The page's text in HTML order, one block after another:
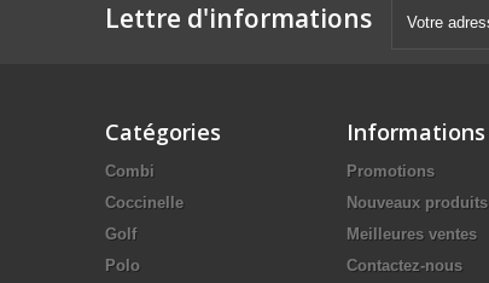
Lettre d'informations
Catégories
Combi
Coccinelle
Golf
Polo
Informations
Promotions
Nouveaux produits
Meilleures ventes
Contactez-nous